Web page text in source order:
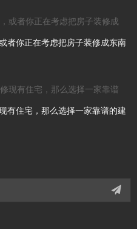
者你正在考虑把房子装修成东南
有住宅，那么选择一家靠谱的建